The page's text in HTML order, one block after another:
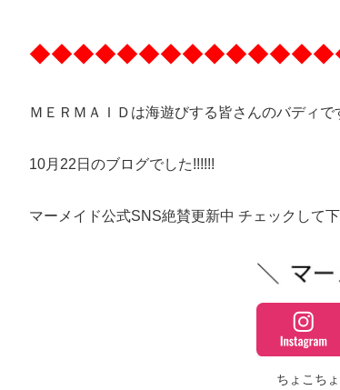
ＭＥＲＭＡＩＤは海遊びする皆さんのバディ
10月22日のブログでした!!!!!!
マーメイド公式SNS絶賛更新中 チェックし
ちょこち